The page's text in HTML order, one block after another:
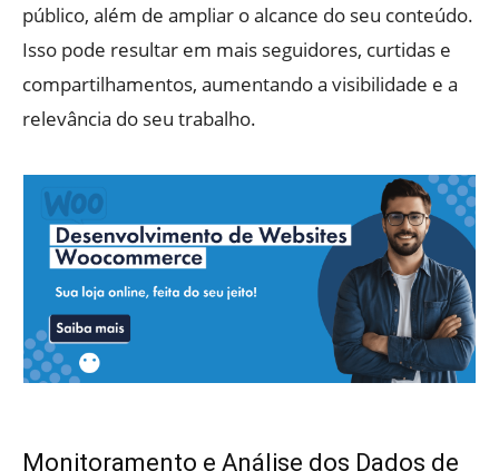
público, além de ampliar o alcance do seu conteúdo.
Isso pode resultar em mais seguidores, curtidas e
compartilhamentos, aumentando a visibilidade e a
relevância do seu trabalho.
Monitoramento e Análise dos Dados de